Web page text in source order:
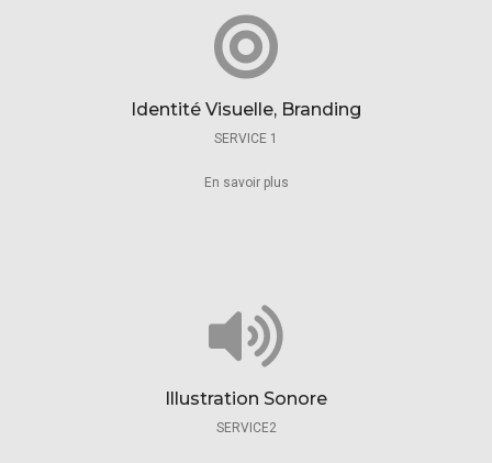
Identité Visuelle, Branding
SERVICE 1
En savoir plus
Illustration Sonore
SERVICE2